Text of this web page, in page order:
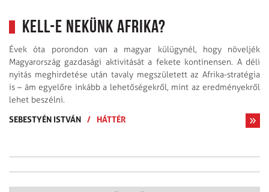
Kell-e nekünk Afrika?
Évek óta porondon van a magyar külügynél, hogy növeljék
Magyarország gazdasági aktivitását a fekete kontinensen. A déli
nyitás meghirdetése után tavaly megszületett az Afrika-stratégia
is – ám egyelőre inkább a lehetőségekről, mint az eredményekről
lehet beszélni.
SEBESTYÉN ISTVÁN / HÁTTÉR